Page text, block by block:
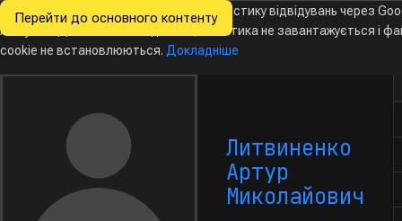
Перейти до основного контенту
Всеукраїнські
з інформатики
НовиниОлімпіадиКалендарБаза даних
Литвиненко
Артур
Миколайович
Ми хочемо збирати знеособлену статистику відвідувань через
Analytics. Доки ви не погодитесь, аналітика не завантажується і
cookie не встановлюються. Докладніше